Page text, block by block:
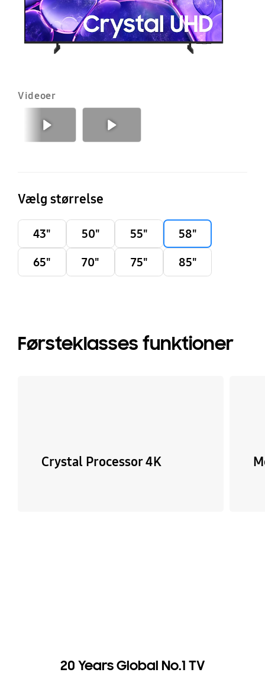
Videoer
Vælg størrelse
43" 50" 55"
58"
65"
70" 75" 85"
Førsteklasses funktioner
Crystal Processor 4K
20 Years Global No.1 TV